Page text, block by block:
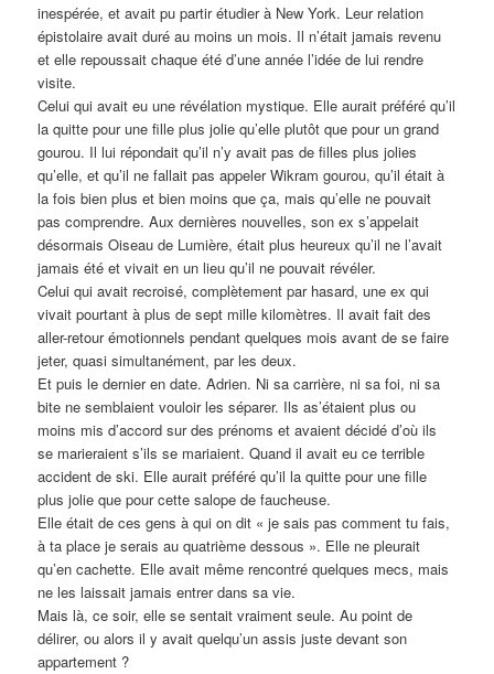
inespérée, et avait pu partir étudier à New York. Leur relation
épistolaire avait duré au moins un mois. Il n’était jamais revenu
et elle repoussait chaque été d’une année l’idée de lui rendre
visite.
Celui qui avait eu une révélation mystique. Elle aurait préféré qu’il
la quitte pour une fille plus jolie qu’elle plutôt que pour un grand
gourou. Il lui répondait qu’il n’y avait pas de filles plus jolies
qu’elle, et qu’il ne fallait pas appeler Wikram gourou, qu’il était à
la fois bien plus et bien moins que ça, mais qu’elle ne pouvait
pas comprendre. Aux dernières nouvelles, son ex s’appelait
désormais Oiseau de Lumière, était plus heureux qu’il ne l’avait
jamais été et vivait en un lieu qu’il ne pouvait révéler.
Celui qui avait recroisé, complètement par hasard, une ex qui
vivait pourtant à plus de sept mille kilomètres. Il avait fait des
aller-retour émotionnels pendant quelques mois avant de se faire
jeter, quasi simultanément, par les deux.
Et puis le dernier en date. Adrien. Ni sa carrière, ni sa foi, ni sa
bite ne semblaient vouloir les séparer. Ils as’étaient plus ou
moins mis d’accord sur des prénoms et avaient décidé d’où ils
se marieraient s’ils se mariaient. Quand il avait eu ce terrible
accident de ski. Elle aurait préféré qu’il la quitte pour une fille
plus jolie que pour cette salope de faucheuse.
Elle était de ces gens à qui on dit « je sais pas comment tu fais,
à ta place je serais au quatrième dessous ». Elle ne pleurait
qu’en cachette. Elle avait même rencontré quelques mecs, mais
ne les laissait jamais entrer dans sa vie.
Mais là, ce soir, elle se sentait vraiment seule. Au point de
délirer, ou alors il y avait quelqu’un assis juste devant son
appartement ?